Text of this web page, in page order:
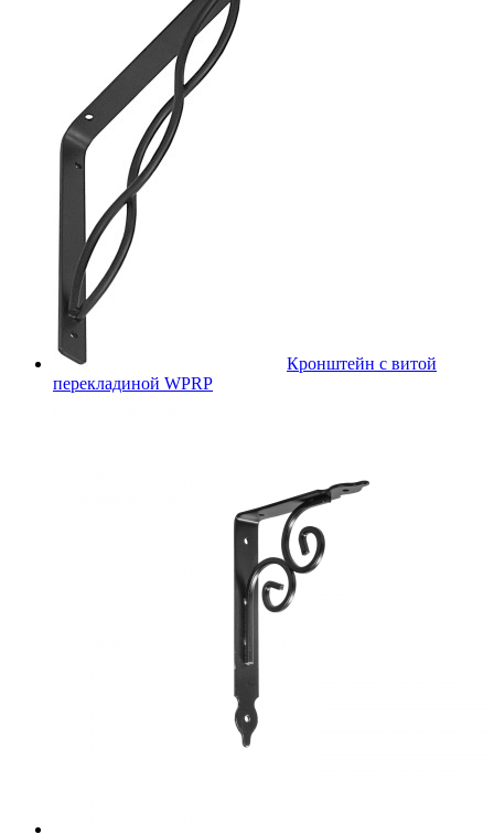
Кронштейн с витой
перекладиной WPRP